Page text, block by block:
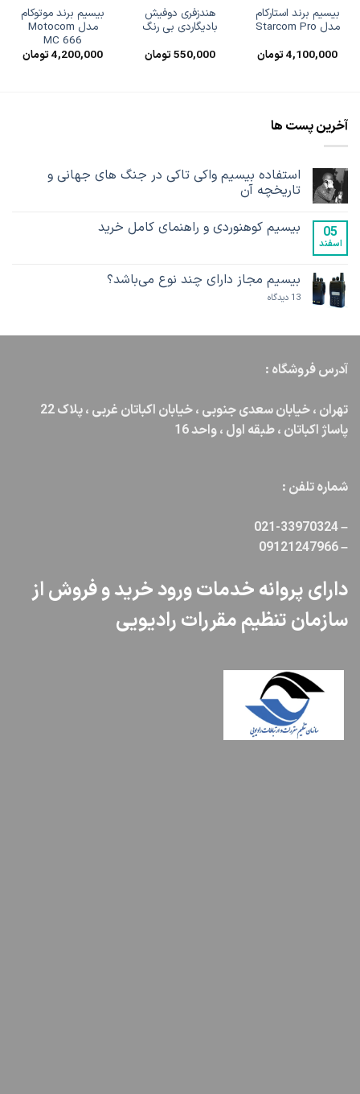
بیسیم برند استارکام
مدل Starcom Pro
4,100,000تومان
هندزفری دوفیش
بادیگاردی بی رنگ
550,000تومان
بیسیم برند موتوکام
مدل Motocom
MC 666
4,200,000تومان
آخرین پست ها
استفاده بیسیم واکی تاکی در جنگ های جهانی و
تاریخچه آن
برای
استفاده
در
جنگ
های
تاریخچه
ثبت 05
اسفند
بیسیم کوهنوردی و راهنمای کامل خرید
بیسیم
کوهنوردی
و
راهنمای
نشده
بیسیم مجاز دارای چند نوع می‌باشد؟
13 دیدگاه برای
چند
آدرس فروشگاه :
تهران ، خیابان سعدی جنوبی ، خیابان اکباتان غربی ، پلاک 22
پاساژ اکباتان ، طبقه اول ، واحد 16
شماره تلفن :
–
021-33970324
–
دارای پروانه خدمات ورود خرید و فروش از
سازمان تنظیم مقررات رادیویی